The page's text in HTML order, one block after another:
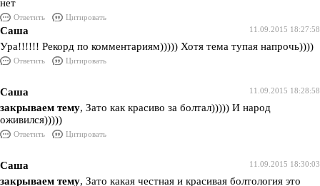
нет
Ответить
Цитировать
11.09.2015 18:27:58
Саша
Ура!!!!!! Рекорд по комментариям))))) Хотя тема тупая напрочь))))
Ответить Цитировать
11.09.2015 18:28:58
Саша
закрываем тему, Зато как красиво за болтал))))) И народ
оживился)))))
Ответить Цитировать
11.09.2015 18:30:03
Саша
закрываем тему, Зато какая честная и красивая болтология это